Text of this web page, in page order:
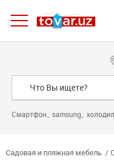
Смартфон samsung
Садовая и пляжная мебель